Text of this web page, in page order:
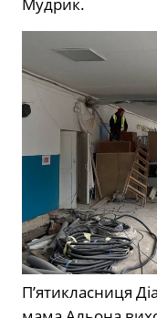
Мудрик.
П’ятикласниця